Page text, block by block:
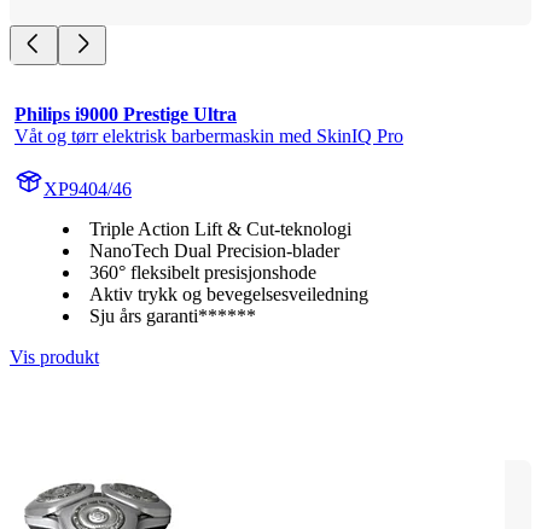
Philips i9000 Prestige Ultra
Våt og tørr elektrisk barbermaskin med SkinIQ Pro
XP9404/46
Triple Action Lift & Cut-teknologi
NanoTech Dual Precision-blader
360° fleksibelt presisjonshode
Aktiv trykk og bevegelsesveiledning
Sju års garanti******
Vis produkt